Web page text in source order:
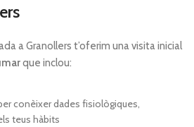
a Granollers t’oferim una visita inicial
que inclou:
conèixer dades fisiològiques,
teus hàbits